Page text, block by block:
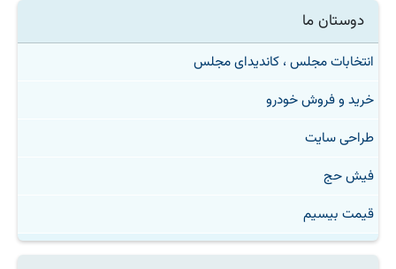
دوستان ما
انتخابات مجلس ، کاندیدای مجلس
خرید و فروش خودرو
طراحی سایت
فیش حج
قیمت بیسیم